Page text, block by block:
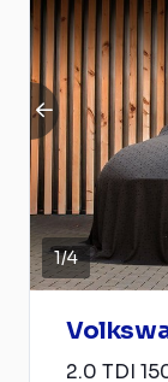
1/4
2.0 TDI